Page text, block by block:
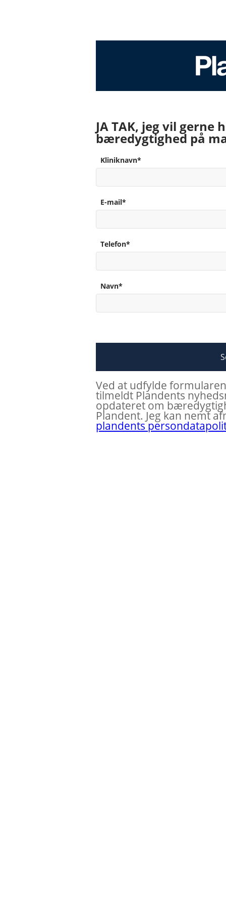
JA TAK, jeg vil
bæredygtighed på
Kliniknavn*
E-mail*
Telefon*
Navn*
Ved at udfylde
tilmeldt Plandents
opdateret om
Plandent. Jeg kan nemt
plandents